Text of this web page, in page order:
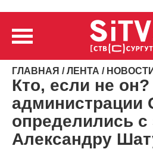
ГЛАВНАЯ /ЛЕНТА /
Кто, если не
администрации
определились с
Александру